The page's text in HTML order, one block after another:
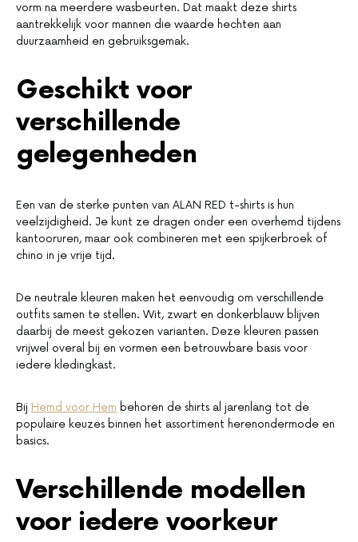
vorm na meerdere wasbeurten. Dat maakt deze shirts
aantrekkelijk voor mannen die waarde hechten aan
duurzaamheid en gebruiksgemak.
Geschikt voor
verschillende
gelegenheden
Een van de sterke punten van ALAN RED t-shirts is hun
veelzijdigheid. Je kunt ze dragen onder een overhemd tijdens
kantooruren, maar ook combineren met een spijkerbroek of
chino in je vrije tijd.
De neutrale kleuren maken het eenvoudig om verschillende
outfits samen te stellen. Wit, zwart en donkerblauw blijven
daarbij de meest gekozen varianten. Deze kleuren passen
vrijwel overal bij en vormen een betrouwbare basis voor
iedere kledingkast.
Bij Hemd voor Hem behoren de shirts al jarenlang tot de
populaire keuzes binnen het assortiment herenondermode en
basics.
Verschillende modellen
voor iedere voorkeur